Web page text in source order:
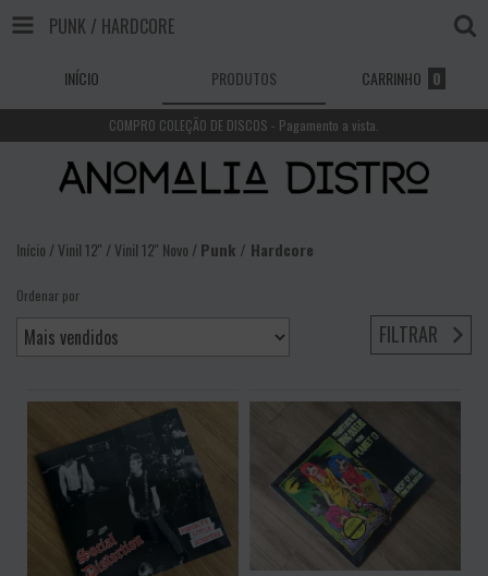
PUNK / HARDCORE
INÍCIO PRODUTOS CARRINHO 0
COMPRO COLEÇÃO DE DISCOS - Pagamento a vista.
Início /Vinil 12'' /Vinil 12'' Novo /Punk / Hardcore
Ordenar por
FILTRAR